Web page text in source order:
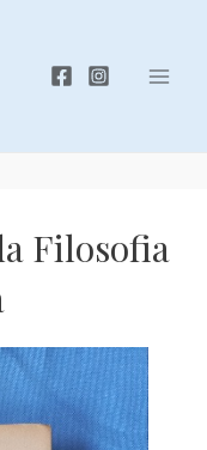
Filosofia